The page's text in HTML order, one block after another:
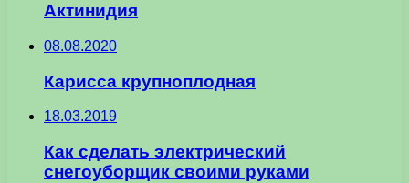
Актинидия
08.08.2020
Карисса крупноплодная
18.03.2019
Как сделать электрический
снегоуборщик своими руками